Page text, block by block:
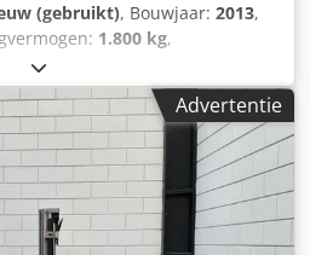
(gebruikt), Bouwjaar: 2013,
1.800 kg,
, Manufacturer + model:LINDE T
2 - RAVAS systeem
x 685 mm
Hours:34 hours
* 24v / 230ah * Bj 2025 Options:*
= S6000 E Gasgroep = IIB
ZONE 2 ) Temp klasse =
T Tiopfx Ad Noha
Advertentie